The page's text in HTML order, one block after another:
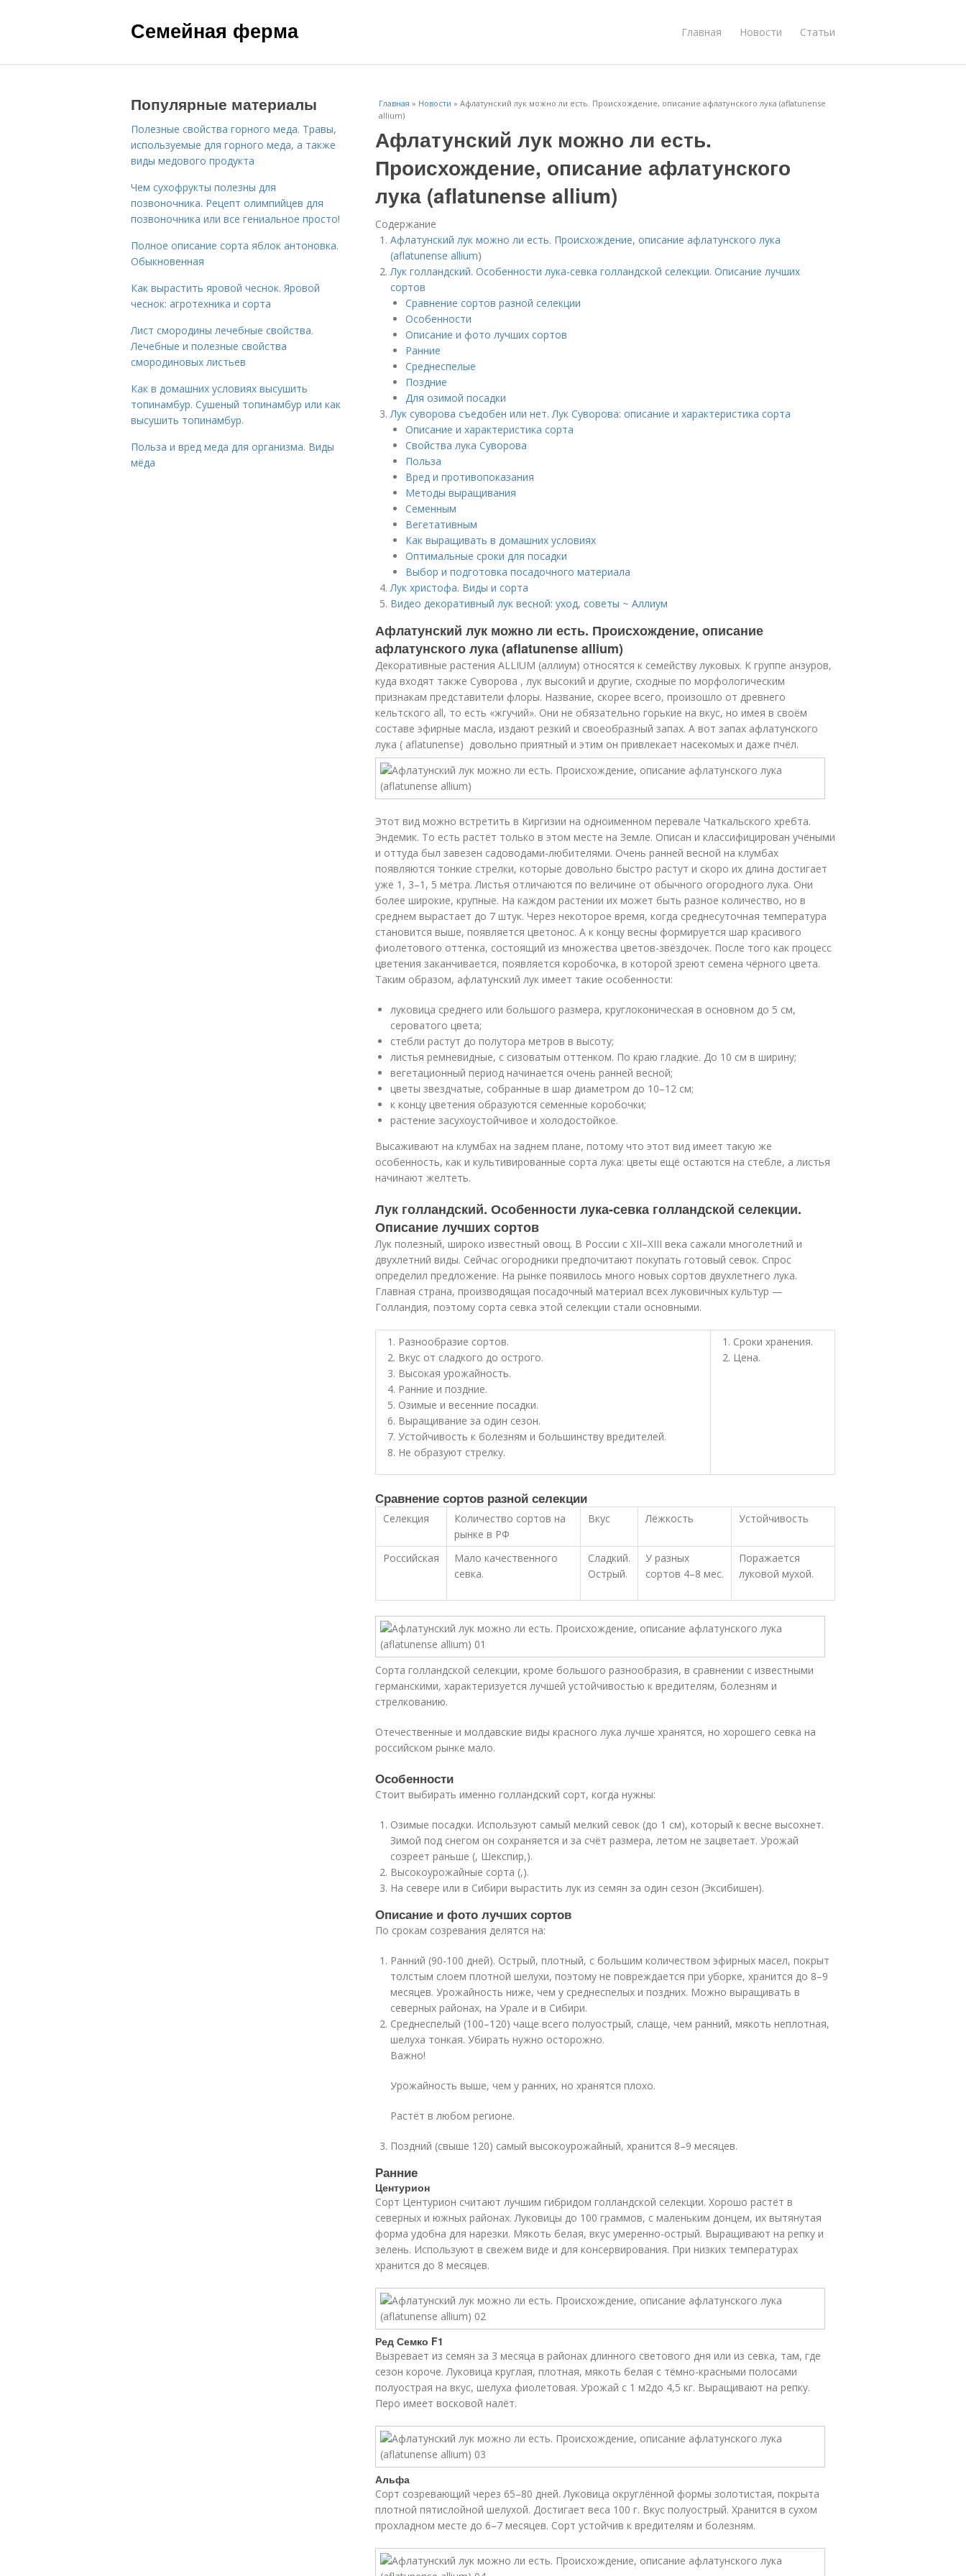
Семейная ферма Главная Новости Статьи
Главная » Новости » Афлатунский лук можно ли есть. Происхождение, описание афлатунского лука (aflatunense
allium)
Афлатунский лук можно ли есть.
Происхождение, описание афлатунского
лука (aflatunense allium)
Содержание
Афлатунский лук можно ли есть. Происхождение, описание афлатунского лука
(aflatunense allium)
Лук голландский. Особенности лука-севка голландской селекции. Описание лучших
сортов
Сравнение сортов разной селекции
Особенности
Описание и фото лучших сортов
Ранние
Среднеспелые
Поздние
Для озимой посадки
Лук суворова съедобен или нет. Лук Суворова: описание и характеристика сорта
Описание и характеристика сорта
Свойства лука Суворова
Польза
Вред и противопоказания
Методы выращивания
Семенным
Вегетативным
Как выращивать в домашних условиях
Оптимальные сроки для посадки
Выбор и подготовка посадочного материала
Лук христофа. Виды и сорта
Видео декоративный лук весной: уход, советы ~ Аллиум
Афлатунский лук можно ли есть. Происхождение, описание
афлатунского лука (aflatunense allium)
Декоративные растения ALLIUM (аллиум) относятся к семейству луковых. К группе анзуров,
куда входят также Суворова , лук высокий и другие, сходные по морфологическим
признакам представители флоры. Название, скорее всего, произошло от древнего
кельтского all, то есть «жгучий». Они не обязательно горькие на вкус, но имея в своём
составе эфирные масла, издают резкий и своеобразный запах. А вот запах афлатунского
лука ( aflatunense) довольно приятный и этим он привлекает насекомых и даже пчёл.
Этот вид можно встретить в Киргизии на одноименном перевале Чаткальского хребта.
Эндемик. То есть растёт только в этом месте на Земле. Описан и классифицирован учёными
и оттуда был завезен садоводами-любителями. Очень ранней весной на клумбах
появляются тонкие стрелки, которые довольно быстро растут и скоро их длина достигает
уже 1, 3–1, 5 метра. Листья отличаются по величине от обычного огородного лука. Они
более широкие, крупные. На каждом растении их может быть разное количество, но в
среднем вырастает до 7 штук. Через некоторое время, когда среднесуточная температура
становится выше, появляется цветонос. А к концу весны формируется шар красивого
фиолетового оттенка, состоящий из множества цветов-звёздочек. После того как процесс
цветения заканчивается, появляется коробочка, в которой зреют семена чёрного цвета.
Таким образом, афлатунский лук имеет такие особенности:
луковица среднего или большого размера, круглоконическая в основном до 5 см,
сероватого цвета;
стебли растут до полутора метров в высоту;
листья ремневидные, с сизоватым оттенком. По краю гладкие. До 10 см в ширину;
вегетационный период начинается очень ранней весной;
цветы звездчатые, собранные в шар диаметром до 10–12 см;
к концу цветения образуются семенные коробочки;
растение засухоустойчивое и холодостойкое.
Высаживают на клумбах на заднем плане, потому что этот вид имеет такую же
особенность, как и культивированные сорта лука: цветы ещё остаются на стебле, а листья
начинают желтеть.
Лук голландский. Особенности лука-севка голландской селекции.
Описание лучших сортов
Лук полезный, широко известный овощ. В России с XII–XIII века сажали многолетний и
двухлетний виды. Сейчас огородники предпочитают покупать готовый севок. Спрос
определил предложение. На рынке появилось много новых сортов двухлетнего лука.
Главная страна, производящая посадочный материал всех луковичных культур —
Голландия, поэтому сорта севка этой селекции стали основными.
Разнообразие сортов.
Вкус от сладкого до острого.
Высокая урожайность.
Ранние и поздние.
Озимые и весенние посадки.
Выращивание за один сезон.
Устойчивость к болезням и большинству вредителей.
Не образуют стрелку.
Сроки хранения.
Цена.
Сравнение сортов разной селекции
Селекция
Количество сортов на
рынке в РФ
Вкус Лёжкость Устойчивость
Российская
Мало качественного
севка.
Сладкий.
Острый.
У разных
сортов 4–8 мес.
Поражается
луковой мухой.
Сорта голландской селекции, кроме большого разнообразия, в сравнении с известными
германскими, характеризуется лучшей устойчивостью к вредителям, болезням и
стрелкованию.
Отечественные и молдавские виды красного лука лучше хранятся, но хорошего севка на
российском рынке мало.
Особенности
Стоит выбирать именно голландский сорт, когда нужны:
Озимые посадки. Используют самый мелкий севок (до 1 см), который к весне высохнет.
Зимой под снегом он сохраняется и за счёт размера, летом не зацветает. Урожай
созреет раньше (, Шекспир,).
Высокоурожайные сорта (,).
На севере или в Сибири вырастить лук из семян за один сезон (Эксибишен).
Описание и фото лучших сортов
По срокам созревания делятся на:
Ранний (90-100 дней). Острый, плотный, с большим количеством эфирных масел, покрыт
толстым слоем плотной шелухи, поэтому не повреждается при уборке, хранится до 8–9
месяцев. Урожайность ниже, чем у среднеспелых и поздних. Можно выращивать в
северных районах, на Урале и в Сибири.
Среднеспелый (100–120) чаще всего полуострый, слаще, чем ранний, мякоть неплотная,
шелуха тонкая. Убирать нужно осторожно.
Важно!
Урожайность выше, чем у ранних, но хранятся плохо.
Растёт в любом регионе.
Поздний (свыше 120) самый высокоурожайный, хранится 8–9 месяцев.
Ранние
Центурион
Сорт Центурион считают лучшим гибридом голландской селекции. Хорошо растёт в
северных и южных районах. Луковицы до 100 граммов, с маленьким донцем, их вытянутая
форма удобна для нарезки. Мякоть белая, вкус умеренно-острый. Выращивают на репку и
зелень. Используют в свежем виде и для консервирования. При низких температурах
хранится до 8 месяцев.
Ред Семко F1
Вызревает из семян за 3 месяца в районах длинного светового дня или из севка, там, где
сезон короче. Луковица круглая, плотная, мякоть белая с тёмно-красными полосами
полуострая на вкус, шелуха фиолетовая. Урожай с 1 м2до 4,5 кг. Выращивают на репку.
Перо имеет восковой налёт.
Альфа
Сорт созревающий через 65–80 дней. Луковица округлённой формы золотистая, покрыта
плотной пятислойной шелухой. Достигает веса 100 г. Вкус полуострый. Хранится в сухом
прохладном месте до 6–7 месяцев. Сорт устойчив к вредителям и болезням.
Популярные материалы
Полезные свойства горного меда. Травы,
используемые для горного меда, а также
виды медового продукта
Чем сухофрукты полезны для
позвоночника. Рецепт олимпийцев для
позвоночника или все гениальное просто!
Полное описание сорта яблок антоновка.
Обыкновенная
Как вырастить яровой чеснок. Яровой
чеснок: агротехника и сорта
Лист смородины лечебные свойства.
Лечебные и полезные свойства
смородиновых листьев
Как в домашних условиях высушить
топинамбур. Сушеный топинамбур или как
высушить топинамбур.
Польза и вред меда для организма. Виды
мёда